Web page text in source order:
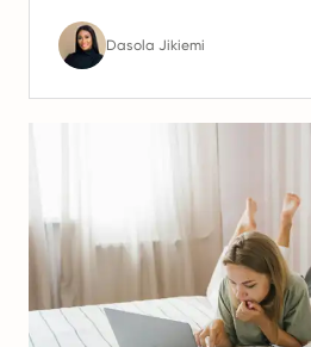
gestion des ressources
conformité pour les équipes
Dasola Jikiemi